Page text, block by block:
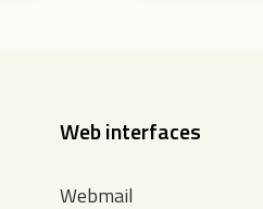
Web interfaces
Webmail